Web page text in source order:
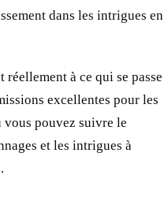
dans les intrigues en
réellement à ce qui se passe
excellentes pour les
pouvez suivre le
et les intrigues à